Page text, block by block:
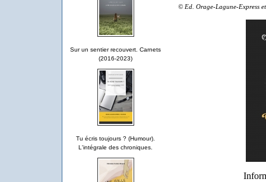
Sur un sentier recouvert. Carnets
(2016-2023)
Tu écris toujours ? (Humour).
L'intégrale des chroniques.
© Ed. Orage-Lagune-Express